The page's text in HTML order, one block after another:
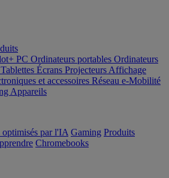
PC Ordinateurs portables Ordinateurs
Tablettes Écrans Projecteurs Affichage
et accessoires Réseau e-Mobilité
Appareils
optimisés par l'IA Gaming Produits
Chromebooks